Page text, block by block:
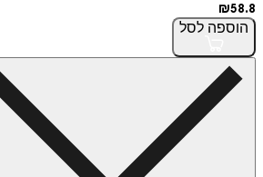
₪58.8
הוספה לסל